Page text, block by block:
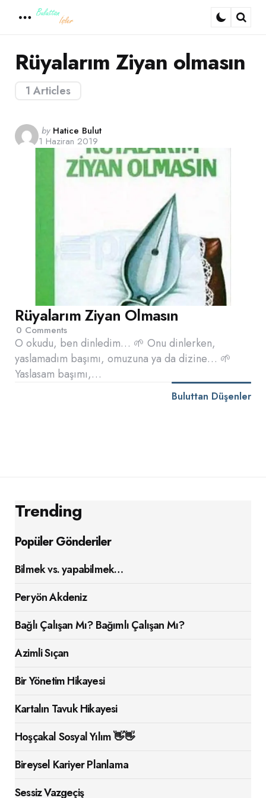
1 Articles
Rüyalarım Ziyan olmasın
Posted
by
by Hatice Bulut
1 Haziran 2019
Rüyalarım Ziyan Olmasın
0 Comments
O okudu, ben dinledim… 🌱 Onu dinlerken,
yaslamadım başımı, omuzuna ya da dizine… 🌱
Yaslasam başımı,…
Buluttan Düşenler
Trending
Popüler Gönderiler
Bilmek vs. yapabilmek…
Peryön Akdeniz
Bağlı Çalışan Mı? Bağımlı Çalışan Mı?
Azimli Sıçan
Bir Yönetim Hikayesi
Kartalın Tavuk Hikayesi
Hoşçakal Sosyal Yılım 👋👋
Bireysel Kariyer Planlama
Sessiz Vazgeçiş